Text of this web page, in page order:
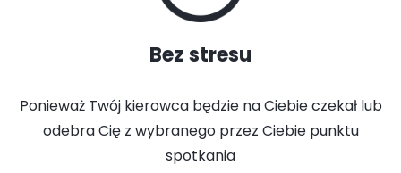
Bez stresu
Ponieważ Twój kierowca będzie na Ciebie czekał lub
odebra Cię z wybranego przez Ciebie punktu
spotkania